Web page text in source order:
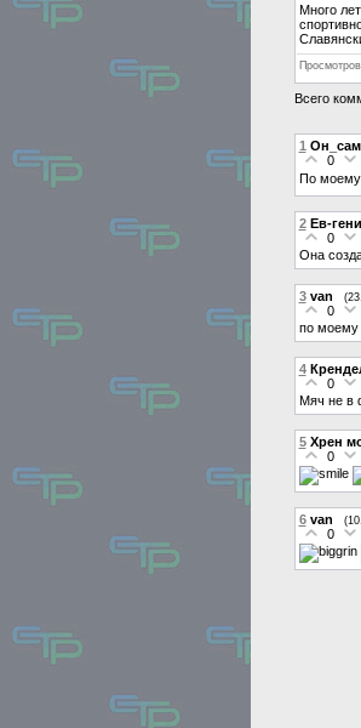
Много
Всего
1
0
По моему
2 Ев-
0
Она
3 van
0
по моему
4
0
Мяч не в
5 Хрен
0
6 van
0